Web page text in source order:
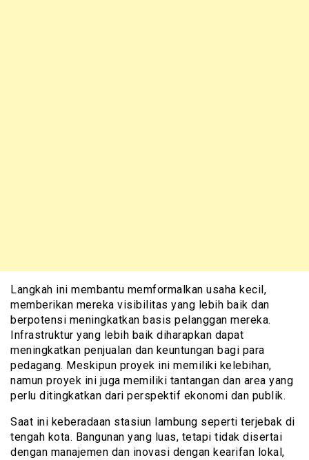
Langkah ini membantu memformalkan usaha kecil,
memberikan mereka visibilitas yang lebih baik dan
berpotensi meningkatkan basis pelanggan mereka.
Infrastruktur yang lebih baik diharapkan dapat
meningkatkan penjualan dan keuntungan bagi para
pedagang. Meskipun proyek ini memiliki kelebihan,
namun proyek ini juga memiliki tantangan dan area yang
perlu ditingkatkan dari perspektif ekonomi dan publik.
Saat ini keberadaan stasiun lambung seperti terjebak di
tengah kota. Bangunan yang luas, tetapi tidak disertai
dengan manajemen dan inovasi dengan kearifan lokal,